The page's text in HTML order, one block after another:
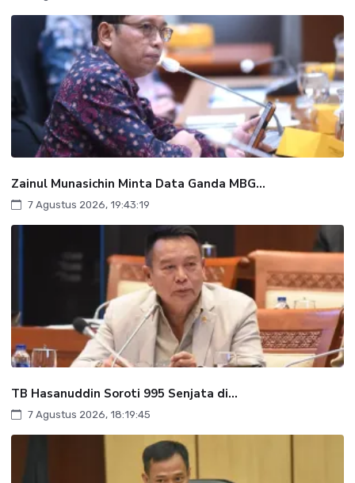
Zainul Munasichin Minta Data Ganda MBG...
7 Agustus 2026, 19:43:19
TB Hasanuddin Soroti 995 Senjata di...
7 Agustus 2026, 18:19:45